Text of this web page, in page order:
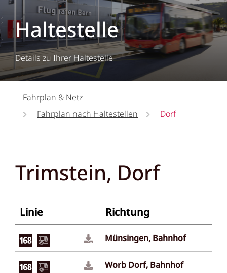
Haltestelle
Details zu Ihrer Haltestelle
Fahrplan & Netz
Fahrplan nach Haltestellen
Dorf
Trimstein, Dorf
Linie Richtung
Münsingen, Bahnhof
Worb Dorf, Bahnhof